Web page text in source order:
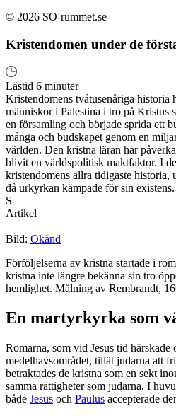
© 2026 SO-rummet.se
Kristendomen under de
Lästid 6 minuter
Kristendomens tvåtusenåriga historia
människor i Palestina i tro på Kristus
en församling och började sprida ett
många och budskapet genom en
världen. Den kristna läran har
blivit en världspolitisk maktfaktor. I
kristendomens allra tidigaste historia,
då urkyrkan kämpade för sin existens.
S
Artikel
Bild: Okänd
Förföljelserna av kristna startade i
kristna inte längre bekänna sin tro
hemlighet. Målning av Rembrandt,
En martyrkyrka som
Romarna, som vid Jesus tid härskade
medelhavsområdet, tillät judarna att
betraktades de kristna som en sekt
samma rättigheter som judarna. I
både Jesus och Paulus accepterade